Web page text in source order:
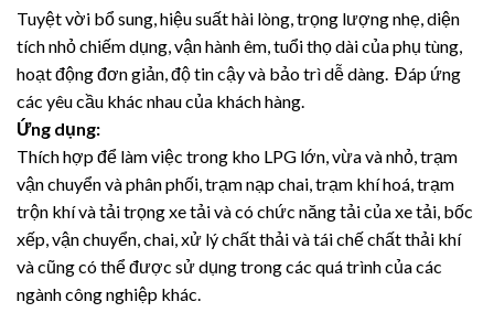
Tuyệt vời bổ sung, hiệu suất hài lòng, trọng lượng nhẹ, diện
tích nhỏ chiếm dụng, vận hành êm, tuổi thọ dài của phụ tùng,
hoạt động đơn giản, độ tin cậy và bảo trì dễ dàng. Đáp ứng
các yêu cầu khác nhau của khách hàng.
Ứng dụng:
Thích hợp để làm việc trong kho LPG lớn, vừa và nhỏ, trạm
vận chuyển và phân phối, trạm nạp chai, trạm khí hoá, trạm
trộn khí và tải trọng xe tải và có chức năng tải của xe tải, bốc
xếp, vận chuyển, chai, xử lý chất thải và tái chế chất thải khí
và cũng có thể được sử dụng trong các quá trình của các
ngành công nghiệp khác.